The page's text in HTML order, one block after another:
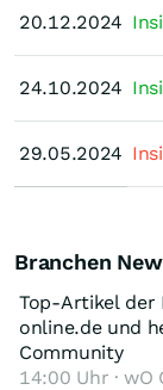
20.12.2024
24.10.2024
29.05.2024
20.12.2024
24.10.2024
29.05.2024
Branchen
Top-Artikel der
online.de und
Community
14:00 Uhr · wO